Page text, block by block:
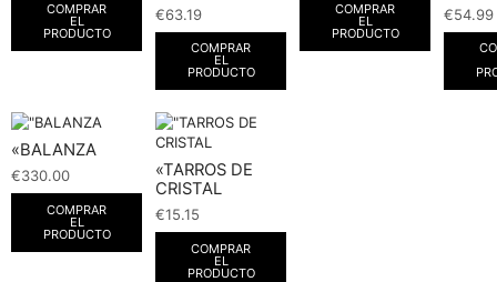
COMPRAR
EL
PRODUCTO
€63.19
COMPRAR
EL
PRODUCTO
COMPRAR
EL
PRODUCTO
€54.99
«BALANZA
€330.00
COMPRAR
EL
PRODUCTO
«TARROS DE
CRISTAL
€15.15
COMPRAR
EL
PRODUCTO